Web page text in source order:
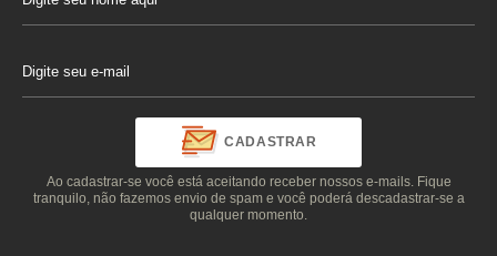
CADASTRAR
Ao cadastrar-se você está aceitando receber nossos e-mails. Fique
tranquilo, não fazemos envio de spam e você poderá descadastrar-se a
qualquer momento.